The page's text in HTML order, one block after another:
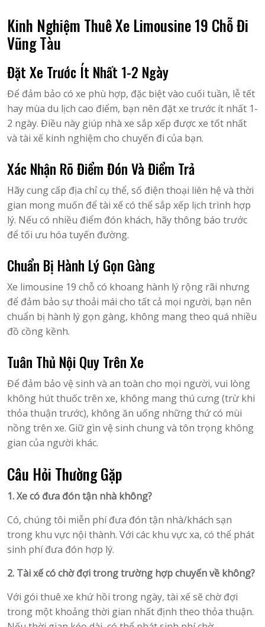
Kinh Nghiệm Thuê Xe Limousine 19 Chỗ Đi
Vũng Tàu
Đặt Xe Trước Ít Nhất 1-2 Ngày
Để đảm bảo có xe phù hợp, đặc biệt vào cuối tuần, lễ tết
hay mùa du lịch cao điểm, bạn nên đặt xe trước ít nhất 1-
2 ngày. Điều này giúp nhà xe sắp xếp được xe tốt nhất
và tài xế kinh nghiệm cho chuyến đi của bạn.
Xác Nhận Rõ Điểm Đón Và Điểm Trả
Hãy cung cấp địa chỉ cụ thể, số điện thoại liên hệ và thời
gian mong muốn để tài xế có thể sắp xếp lịch trình hợp
lý. Nếu có nhiều điểm đón khách, hãy thông báo trước
để tối ưu hóa tuyến đường.
Chuẩn Bị Hành Lý Gọn Gàng
Xe limousine 19 chỗ có khoang hành lý rộng rãi nhưng
để đảm bảo sự thoải mái cho tất cả mọi người, bạn nên
chuẩn bị hành lý gọn gàng, không mang theo quá nhiều
đồ cồng kềnh.
Tuân Thủ Nội Quy Trên Xe
Để đảm bảo vệ sinh và an toàn cho mọi người, vui lòng
không hút thuốc trên xe, không mang thú cưng (trừ khi
thỏa thuận trước), không ăn uống những thứ có mùi
nồng trên xe. Giữ gìn vệ sinh chung và tôn trọng không
gian của người khác.
Câu Hỏi Thường Gặp
1. Xe có đưa đón tận nhà không?
Có, chúng tôi miễn phí đưa đón tận nhà/khách sạn
trong khu vực nội thành. Với các khu vực xa, có thể phát
sinh phí đưa đón hợp lý.
2. Tài xế có chờ đợi trong trường hợp chuyến về không?
Với gói thuê xe khứ hồi trong ngày, tài xế sẽ chờ đợi
trong một khoảng thời gian nhất định theo thỏa thuận.